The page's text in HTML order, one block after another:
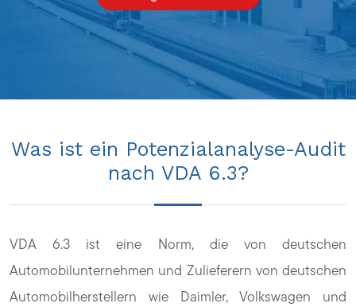
Was ist ein Potenzialanalyse-Audit
nach VDA 6.3?
VDA 6.3 ist eine Norm, die von deutschen
Automobilunternehmen und Zulieferern von deutschen
Automobilherstellern wie Daimler, Volkswagen und